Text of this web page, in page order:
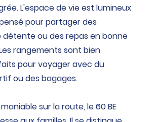
L'espace de vie est lumineux
pour partager des
ou des repas en bonne
rangements sont bien
pour voyager avec du
ou des bagages.
sur la route, le 60 BE